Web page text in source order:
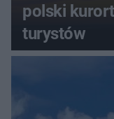
polski
turystów